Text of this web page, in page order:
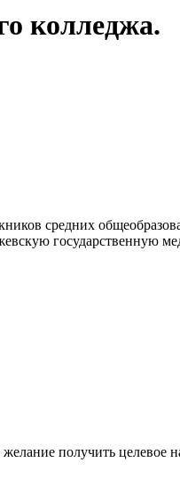
колледжа.
средних
государственную
получить целевое